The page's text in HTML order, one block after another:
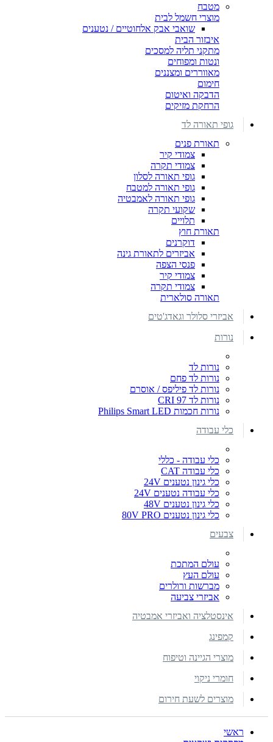
מטבח
מוצרי חשמל לבית
שואבי אבק אלחוטיים / נטענים
איבזור הבית
מתקני תליה למסכים
ונטות ומפוחים
מאווררים ומצננים
חימום
הדבקה ואיטום
הרחקת מזיקים
גופי תאורה לד
תאורת פנים
צמודי קיר
צמודי תקרה
גופי תאורה לסלון
גופי תאורה למטבח
גופי תאורה לאמבטיה
שקועי תקרה
תלויים
תאורת חוץ
דוקרנים
אביזרים לתאורת גינה
פנסי הצפה
צמודי קיר
צמודי תקרה
תאורה סולארית
אביזרי סלולר וגאדג'טים
נורות
נורות לד
נורות לד פחם
נורות לד פיליפס / אוסרם
נורות לד CRI 97
נורות חכמות Philips Smart LED
כלי עבודה
כלי עבודה - כללי
כלי עבודה CAT
כלי גינון נטענים 24V
כלי עבודה נטענים 24V
כלי גינון נטענים 48V
כלי גינון נטענים 80V PRO
צבעים
עולם המתכת
עולם העץ
מברשות ורולרים
אביזרי צביעה
אינסטלציה ואביזרי אמבטיה
קמפינג
מוצרי הגיינה וטיפוח
חומרי ניקוי
מוצרים לשעת חירום
ראשי